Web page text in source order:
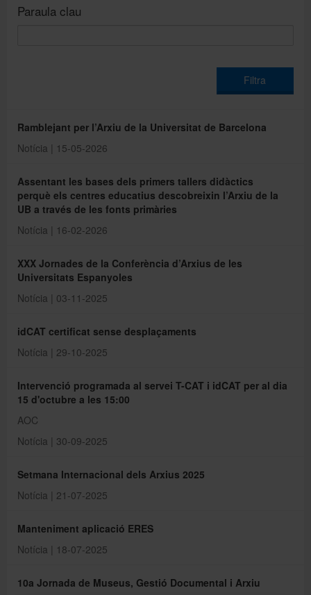
Paraula clau
Filtra
Ramblejant per l’Arxiu de la Universitat de Barcelona
Notícia | 15-05-2026
Assentant les bases dels primers tallers didàctics
perquè els centres educatius descobreixin l’Arxiu de la
UB a través de les fonts primàries
Notícia | 16-02-2026
XXX Jornades de la Conferència d’Arxius de les
Universitats Espanyoles
Notícia | 03-11-2025
idCAT certificat sense desplaçaments
Notícia | 29-10-2025
Intervenció programada al servei T-CAT i idCAT per al dia
15 d'octubre a les 15:00
AOC
Notícia | 30-09-2025
Setmana Internacional dels Arxius 2025
Notícia | 21-07-2025
Manteniment aplicació ERES
Notícia | 18-07-2025
10a Jornada de Museus, Gestió Documental i Arxiu